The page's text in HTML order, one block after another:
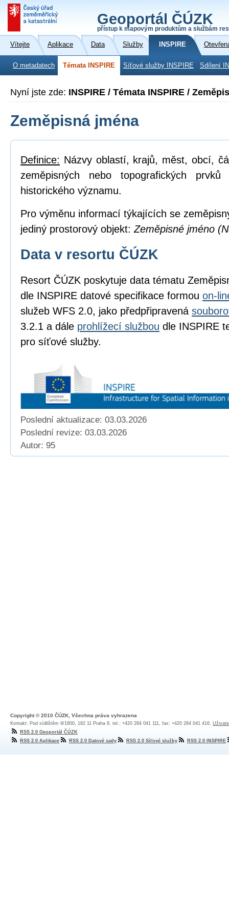
Geoportál ČÚZK
přístup k mapovým produktům a službám
Vítejte Aplikace Data Služby INSPIRE
O metadatech Témata INSPIRE Síťové služby INSPIRE Sdílení
Nyní jste zde: INSPIRE / Témata INSPIRE /
Zeměpisná jména
Definice: Názvy oblastí, krajů, měst, obcí,
zeměpisných nebo topografických
historického významu.
Pro výměnu informací týkajících se
jediný prostorový objekt: Zeměpisné jméno
Data v resortu ČÚZK
Resort ČÚZK poskytuje data tématu
dle INSPIRE datové specifikace formou on-
služeb WFS 2.0, jako předpřipravená
3.2.1 a dále prohlížecí službou dle INSPIRE
pro síťové služby.
Poslední aktualizace: 03.03.2026
Poslední revize: 03.03.2026
Autor: 95
Copyright © 2010 ČÚZK, Všechna práva vyhrazena
Kontakt: Pod sídlištěm 9/1800, 182 11 Praha 8, tel.: +420 284 041 111, fax: +420 284 041 416,
RSS 2.0 Geoportál ČÚZK
RSS 2.0 Aplikace
RSS 2.0 Datové sady RSS 2.0 Síťové služby RSS 2.0 INSPIRE